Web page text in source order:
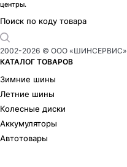
Formula
Gislaved
Kumho
Hankook
Bridgestone
Goodyear
BFGoodrich
Hifly
Nitto
центры.
Поиск по коду товара
2002-2026 © ООО «ШИНСЕРВИС»
КАТАЛОГ ТОВАРОВ
Зимние шины
Летние шины
Колесные диски
Аккумуляторы
Автотовары